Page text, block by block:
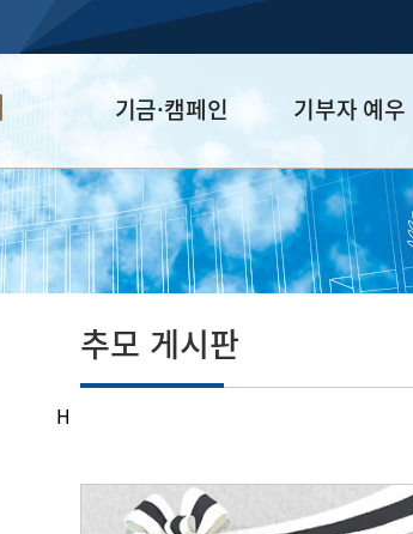
기금·캠페인
학교발전기금
장학기금
선배드림 장학금
기부자 예우
예우 프로그램
세제 혜택
H
추모 게시판